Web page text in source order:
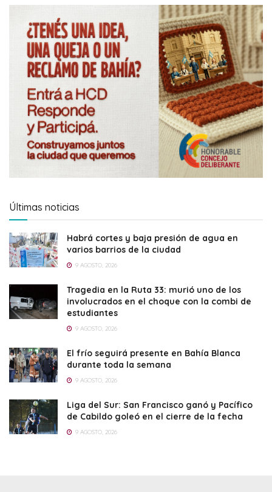
Últimas noticias
Habrá cortes y baja presión de agua en
varios barrios de la ciudad
9 AGOSTO, 2026
Tragedia en la Ruta 33: murió uno de los
involucrados en el choque con la combi de
estudiantes
9 AGOSTO, 2026
El frío seguirá presente en Bahía Blanca
durante toda la semana
9 AGOSTO, 2026
Liga del Sur: San Francisco ganó y Pacífico
de Cabildo goleó en el cierre de la fecha
9 AGOSTO, 2026